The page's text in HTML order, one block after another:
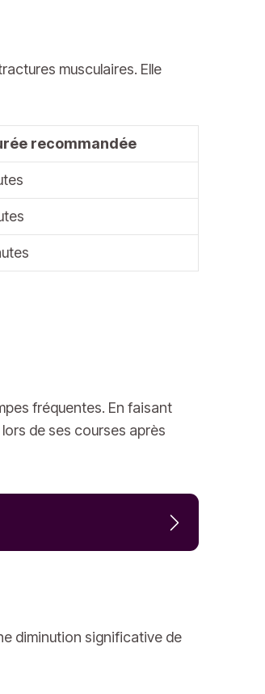
musculaires. Elle
recommandée
fréquentes. En faisant
de ses courses après
diminution significative de